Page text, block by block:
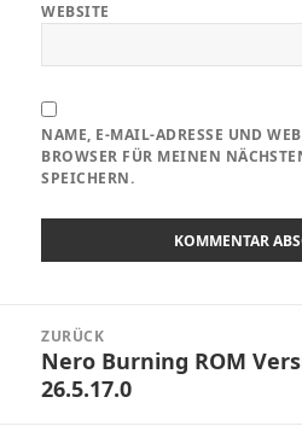
WEBSITE
NAME, E-MAIL-ADRESSE UND
BROWSER FÜR MEINEN
SPEICHERN.
ZURÜCK
Vorheriger
Beitrag:
Nero Burning ROM
26.5.17.0